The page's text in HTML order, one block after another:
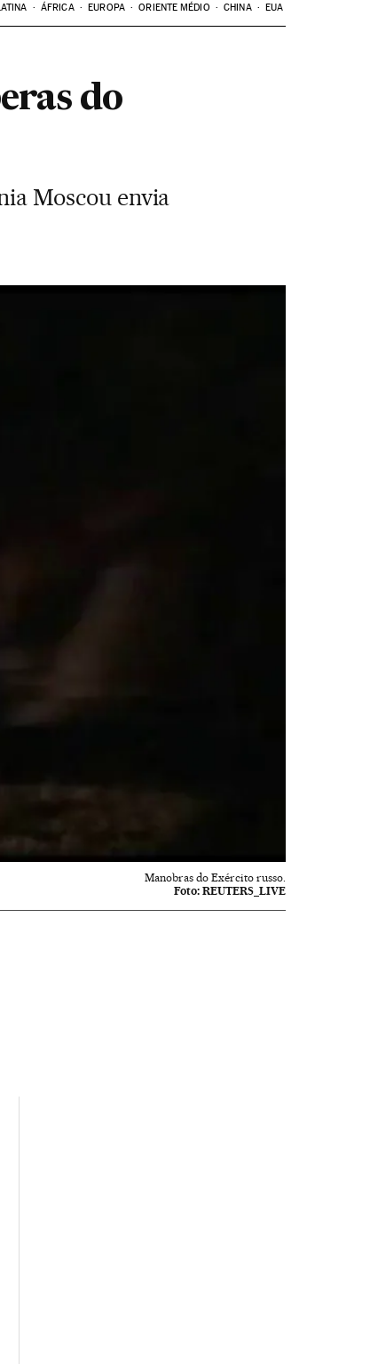
ÁFRICA EUROPA ORIENTE MÉDIO CHINA EUA
do
Moscou envia
Manobras do Exército russo.
Foto: REUTERS_LIVE